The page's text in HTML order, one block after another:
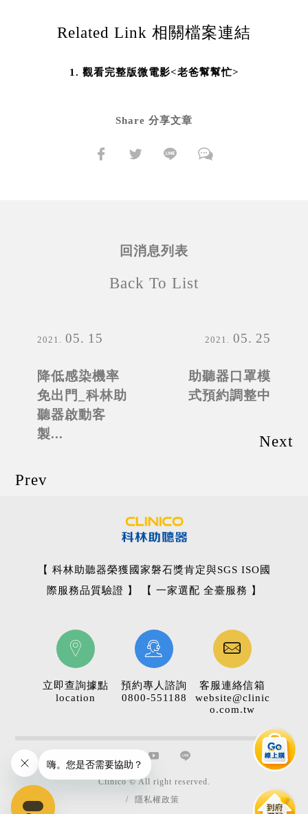
Related Link 相關檔案連結
觀看完整版微電影<老爸幫幫忙>
Share 分享文章
2021 05 15
降低感染機率
免出門_科林助
聽器啟動客
製...
Prev
回消息列表
Back To List
2021 05 25
助聽器口罩模
式預約調整中
Next
【 科林助聽器榮獲國家磐石獎肯定與SGS ISO國
際服務品質驗證 】 【 一家選配 全臺服務 】
立即查詢據點
location
預約專人諮詢
0800-551188
客服連絡信箱
website@clinic
o.com.tw
Clinico © All right reserved.
/
隱私權政策